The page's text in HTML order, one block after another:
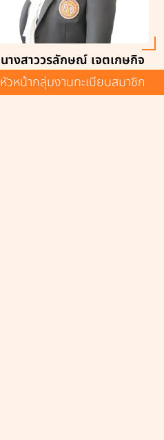
นางสาววรลักษณ์ เจตเกษกิจ
หัวหน้ากลุ่มงานทะเบียนสมาชิก